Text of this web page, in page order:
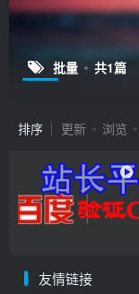
批量 共1篇
排序 更新 浏览
友情链接